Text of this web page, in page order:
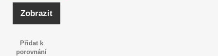
Zobrazit
Přidat k
porovnání